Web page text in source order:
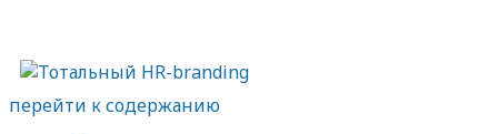
перейти к содержанию